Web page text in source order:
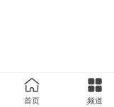
首页 频道